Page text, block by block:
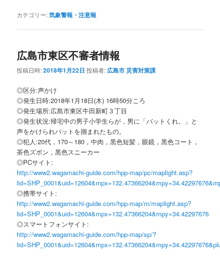
カテゴリー:気象警報・注意報
広島市東区不審者情報
投稿日時:2018年1月22日 投稿者: 広島市 災害対策課
◎区分:声かけ
◎発生日時:2018年1月18日(木) 16時50分ころ
◎発生場所:広島市東区牛田新町３丁目
◎発生状況:帰宅中の男子小学生らが，男に「バットくれ。」と
声をかけられバットを掴まれたもの。
◎犯人:20代，170～180，中肉，黒色短髪，眼鏡，黒色コート，
茶色ズボン，黒色スニーカー
◎PCサイト:
http://www2.wagamachi-guide.com/hpp-map/pc/maplight.asp?
◎携帯サイト:
http://www2.wagamachi-guide.com/hpp-map/m/maplight.asp?
lid=SHP_0001&uid=12604&mpx=132.47366204&mpy=34.42297676
◎スマートフォンサイト:
http://www2.wagamachi-guide.com/hpp-map/sp/?